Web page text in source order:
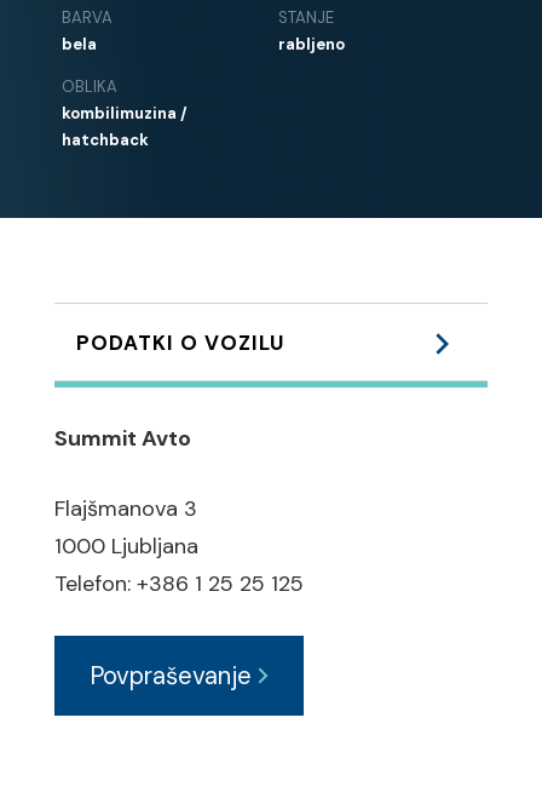
BARVA
bela
STANJE
rabljeno
OBLIKA
kombilimuzina /
hatchback
PODATKI O VOZILU
stabilnosti
koles
Varnost:
Summit Avto
Flajšmanova 3
1000 Ljubljana
Telefon: +386 1 25 25 125
Povpraševanje